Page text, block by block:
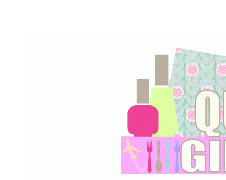
QuicheGirl